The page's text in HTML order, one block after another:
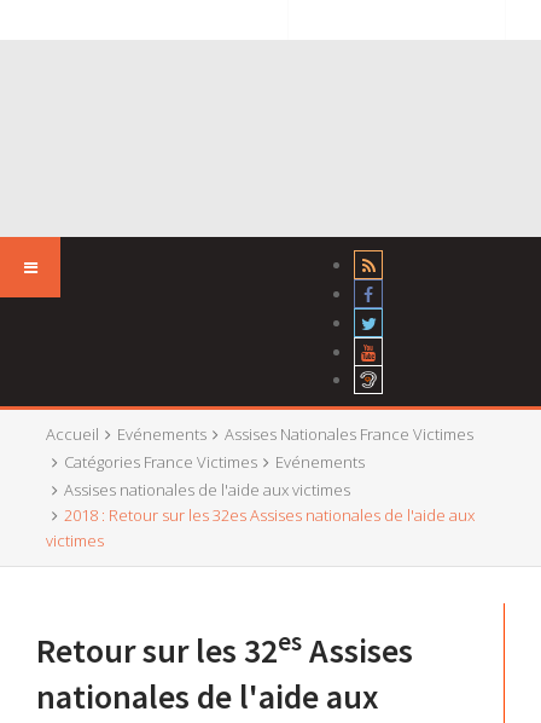
Accueil Evénements
Assises Nationales France Victimes
Catégories France Victimes
Evénements
Assises nationales de l'aide aux victimes
2018 : Retour sur les 32es Assises nationales de l'aide aux
victimes
Retour sur les 32es Assises
nationales de l'aide aux